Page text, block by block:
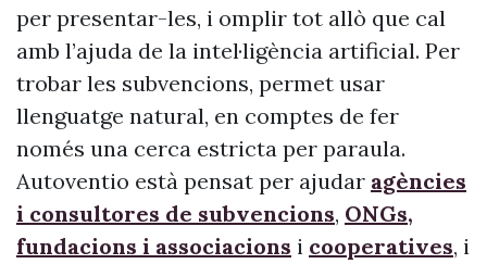
per presentar-les, i omplir tot allò que cal
amb l’ajuda de la intel·ligència artificial. Per
trobar les subvencions, permet usar
llenguatge natural, en comptes de fer
només una cerca estricta per paraula.
Autoventio està pensat per ajudar agències
i consultores de subvencions, ONGs,
fundacions i associacions i cooperatives, i